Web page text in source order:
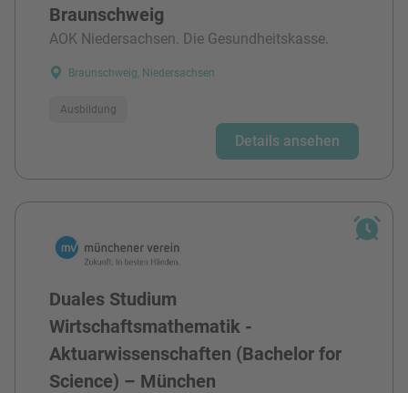
Braunschweig
AOK Niedersachsen. Die Gesundheitskasse.
Braunschweig, Niedersachsen
Ausbildung
Details ansehen
Duales Studium
Wirtschaftsmathematik -
Aktuarwissenschaften (Bachelor for
Science) – München